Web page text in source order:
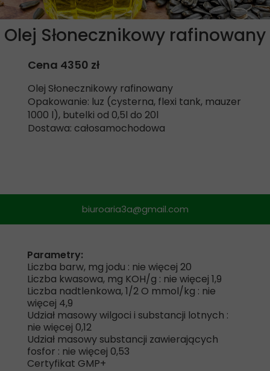
biuroaria3a@gmail.com
Olej Słonecznikowy rafinowany
Cena 4350 zł
Olej Słonecznikowy rafinowany
Opakowanie: luz (cysterna, flexi tank, mauzer
1000 l), butelki od 0,5l do 20l
Dostawa: całosamochodowa
Parametry:
Liczba barw, mg jodu : nie więcej 20
Liczba kwasowa, mg KOH/g : nie więcej 1,9
Liczba nadtlenkowa, 1/2 O mmol/kg : nie
więcej 4,9
Udział masowy wilgoci i substancji lotnych :
nie więcej 0,12
Udział masowy substancji zawierających
fosfor : nie więcej 0,53
Certyfikat GMP+